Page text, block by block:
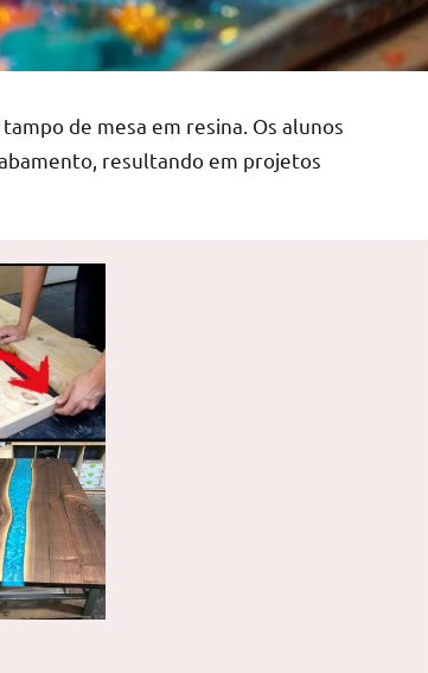
de mesa em resina. Os alunos
resultando em projetos